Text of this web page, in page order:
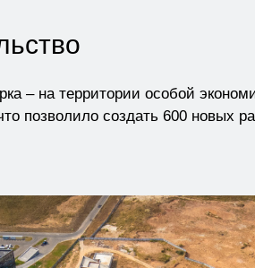
– на территории особой
позволило создать 600 новых